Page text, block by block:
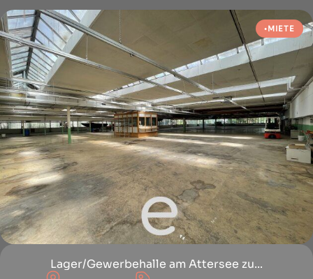
MIETE
Lager/Gewerbehalle am Attersee zu...